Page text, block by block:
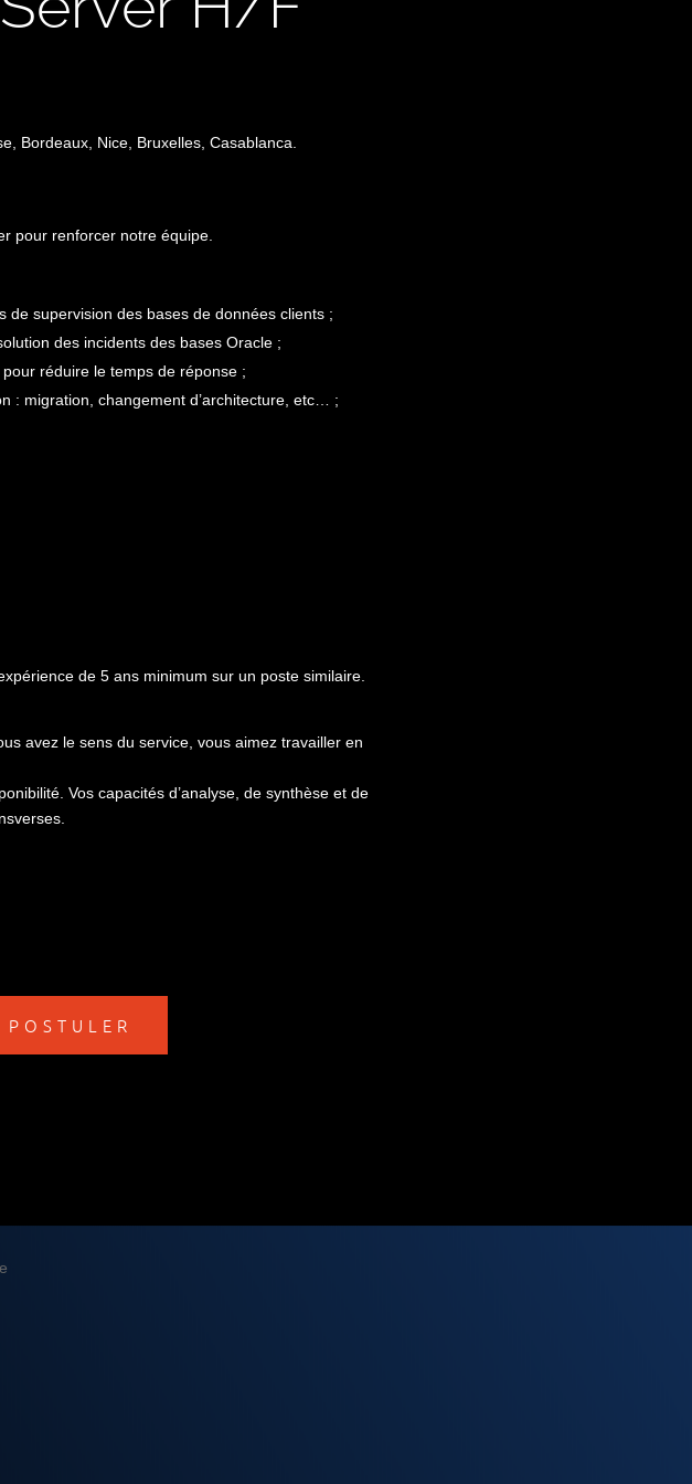
Bordeaux, Nice, Bruxelles, Casablanca.
pour renforcer notre équipe.
supervision des bases de données clients ;
des incidents des bases Oracle ;
réduire le temps de réponse ;
: migration, changement d’architecture, etc… ;
de 5 ans minimum sur un poste similaire.
avez le sens du service, vous aimez travailler en
Vos capacités d’analyse, de synthèse et de
POSTULER